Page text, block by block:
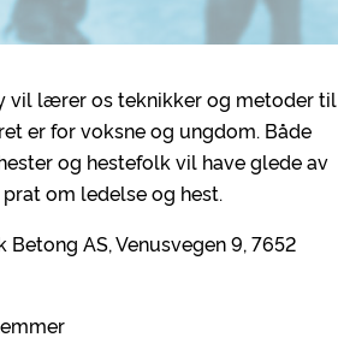
vil lærer os teknikker og metoder til
er for voksne og ungdom. Både
og hestefolk vil have glede av
om ledelse og hest.
Betong AS, Venusvegen 9, 7652